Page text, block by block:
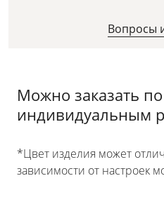
Вопросы
Можно заказать по
индивидуальным
*Цвет изделия может
зависимости от настроек